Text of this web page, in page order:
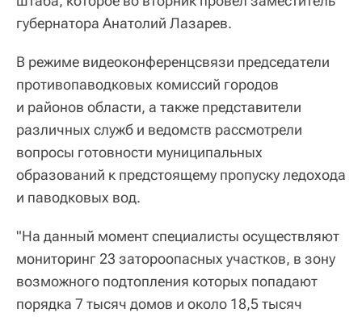
губернатора Анатолий Лазарев.
В режиме видеоконференцсвязи председатели
противопаводковых комиссий городов
и районов области, а также представители
различных служб и ведомств рассмотрели
вопросы готовности муниципальных
образований к предстоящему пропуску ледохода
и паводковых вод.
"На данный момент специалисты осуществляют
мониторинг 23 затороопасных участков, в зону
возможного подтопления которых попадают
порядка 7 тысяч домов и около 18,5 тысяч